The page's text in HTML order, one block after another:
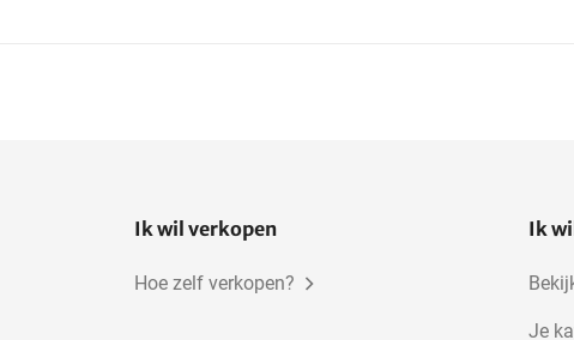
Ik wil verkopen
Hoe zelf verkopen?
Ik
Je